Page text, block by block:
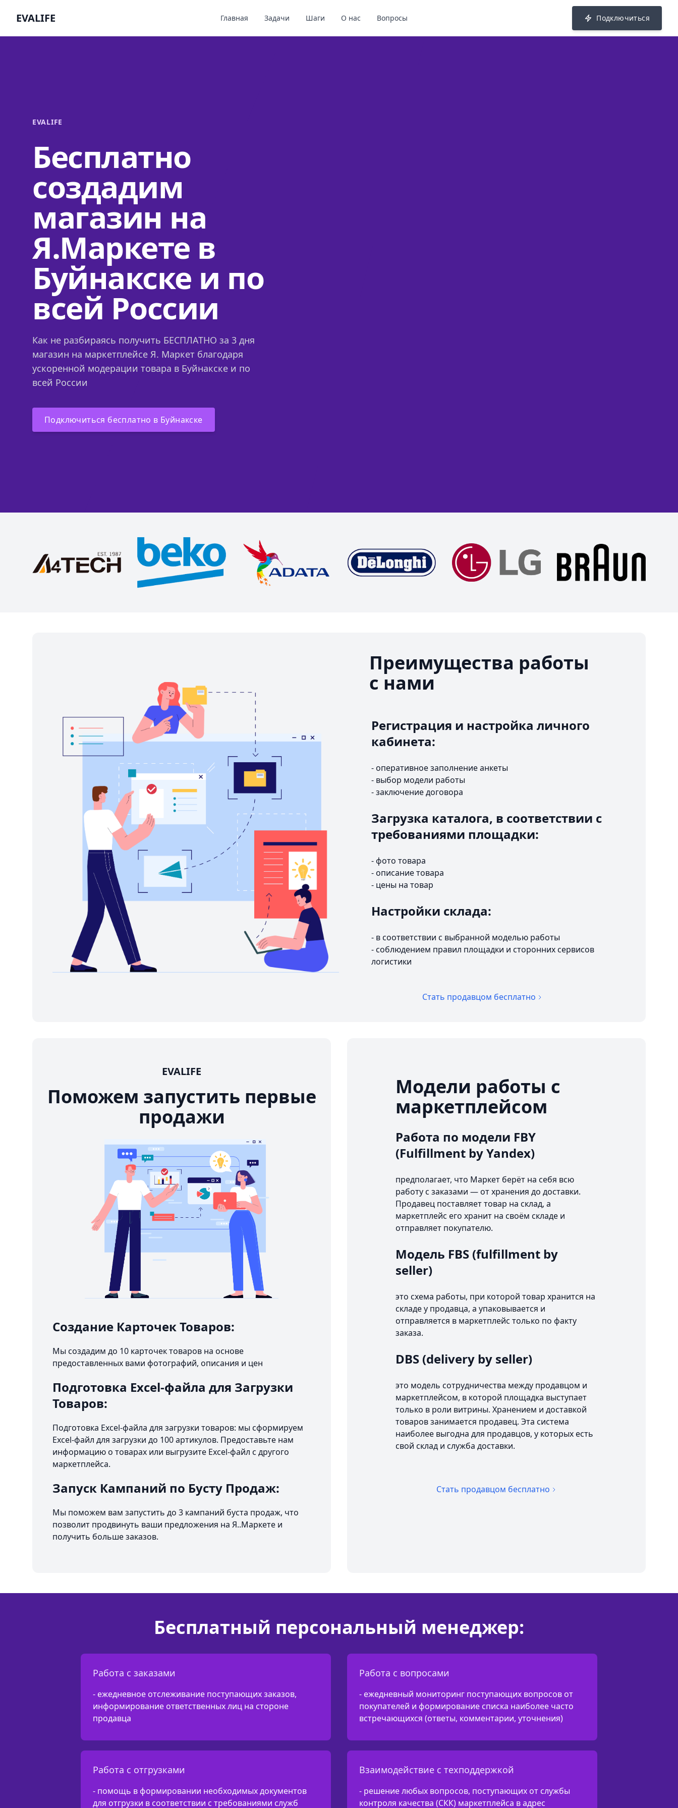
EVALIFE Подключиться
Главная Задачи Шаги О нас Вопросы
EVALIFE
Бесплатно
создадим
магазин на
Я.Маркете в
Буйнакске и по
всей России
Как не разбираясь получить БЕСПЛАТНО за 3 дня
магазин на маркетплейсе Я. Маркет благодаря
ускоренной модерации товара в Буйнакске и по
всей России
Подключиться бесплатно в Буйнакске
Преимущества работы
с нами
Регистрация и настройка личного
кабинета:
- оперативное заполнение анкеты
- выбор модели работы
- заключение договора
Загрузка каталога, в соответствии с
требованиями площадки:
- фото товара
- описание товара
- цены на товар
Настройки склада:
- в соответствии с выбранной моделью работы
- соблюдением правил площадки и сторонних сервисов
логистики
Стать продавцом бесплатно
EVALIFE
Поможем запустить первые
продажи
Создание Карточек Товаров:
Мы создадим до 10 карточек товаров на основе
предоставленных вами фотографий, описания и цен
Подготовка Excel-файла для Загрузки
Товаров:
Подготовка Excel-файла для загрузки товаров: мы сформируем
Excel-файл для загрузки до 100 артикулов. Предоставьте нам
информацию о товарах или выгрузите Excel-файл с другого
маркетплейса.
Запуск Кампаний по Бусту Продаж:
Мы поможем вам запустить до 3 кампаний буста продаж, что
позволит продвинуть ваши предложения на Я..Маркете и
получить больше заказов.
Модели работы с
маркетплейсом
Работа по модели FBY
(Fulfillment by Yandex)
предполагает, что Маркет берёт на себя всю
работу с заказами — от хранения до доставки.
Продавец поставляет товар на склад, а
маркетплейс его хранит на своём складе и
отправляет покупателю.
Модель FBS (fulfillment by
seller)
это схема работы, при которой товар хранится на
складе у продавца, а упаковывается и
отправляется в маркетплейс только по факту
заказа.
DBS (delivery by seller)
это модель сотрудничества между продавцом и
маркетплейсом, в которой площадка выступает
только в роли витрины. Хранением и доставкой
товаров занимается продавец. Эта система
наиболее выгодна для продавцов, у которых есть
свой склад и служба доставки.
Стать продавцом бесплатно
Бесплатный персональный менеджер:
Работа с заказами
- ежедневное отслеживание поступающих заказов,
информирование ответственных лиц на стороне
продавца
Работа с отгрузками
- помощь в формировании необходимых документов
для отгрузки в соответствии с требованиями служб
Работа с вопросами
- ежедневный мониторинг поступающих вопросов от
покупателей и формирование списка наиболее часто
встречающихся (ответы, комментарии, уточнения)
Взаимодействие с техподдержкой
- решение любых вопросов, поступающих от службы
контроля качества (СКК) маркетплейса в адрес